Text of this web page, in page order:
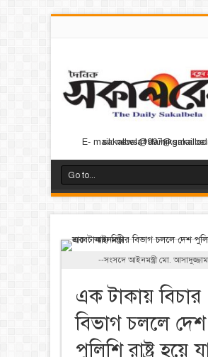
E- mail: news@dainiksakalbela.com/
--সংসদে আইনমন্ত্রী মো.
এক টাকায় বিচার
বিভাগ চললে দেশ
পুলিশি রাষ্ট্র হয়ে